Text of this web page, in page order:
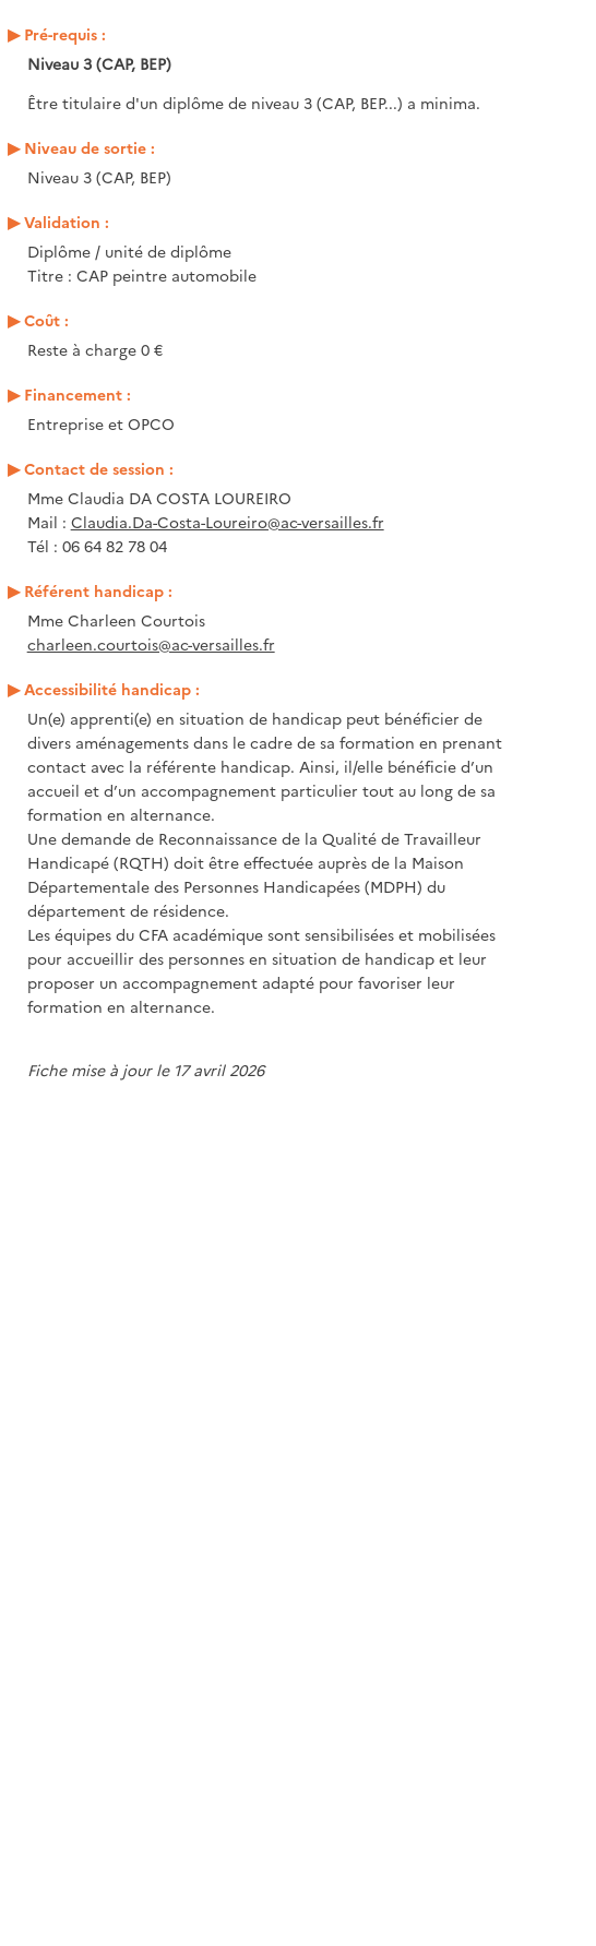
Pré-requis :
Niveau 3 (CAP, BEP)
Être titulaire d'un diplôme de niveau 3 (CAP, BEP...) a minima.
Niveau de sortie :
Niveau 3 (CAP, BEP)
Validation :
Diplôme / unité de diplôme
Titre : CAP peintre automobile
Coût :
Reste à charge 0 €
Financement :
Entreprise et OPCO
Contact de session :
Mme Claudia DA COSTA LOUREIRO
Mail : Claudia.Da-Costa-Loureiro@ac-versailles.fr
Tél : 06 64 82 78 04
Référent handicap :
Mme Charleen Courtois
charleen.courtois@ac-versailles.fr
Accessibilité handicap :
Un(e) apprenti(e) en situation de handicap peut bénéficier de
divers aménagements dans le cadre de sa formation en prenant
contact avec la référente handicap. Ainsi, il/elle bénéficie d’un
accueil et d’un accompagnement particulier tout au long de sa
formation en alternance.
Une demande de Reconnaissance de la Qualité de Travailleur
Handicapé (RQTH) doit être effectuée auprès de la Maison
Départementale des Personnes Handicapées (MDPH) du
département de résidence.
Les équipes du CFA académique sont sensibilisées et mobilisées
pour accueillir des personnes en situation de handicap et leur
proposer un accompagnement adapté pour favoriser leur
formation en alternance.
Fiche mise à jour le 17 avril 2026